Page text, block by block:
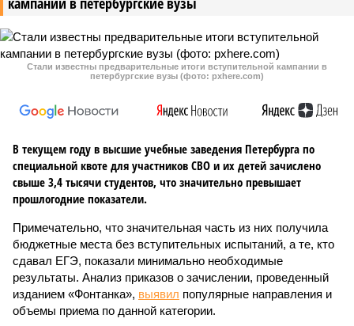
Стали известны предварительные итоги вступительной кампании в
петербургские вузы (фото: pxhere.com)
В текущем году в высшие учебные заведения Петербурга по
специальной квоте для участников СВО и их детей зачислено
свыше 3,4 тысячи студентов, что значительно превышает
прошлогодние показатели.
Примечательно, что значительная часть из них получила
бюджетные места без вступительных испытаний, а те, кто
сдавал ЕГЭ, показали минимально необходимые
результаты. Анализ приказов о зачислении, проведенный
изданием «Фонтанка», выявил популярные направления и
объемы приема по данной категории.